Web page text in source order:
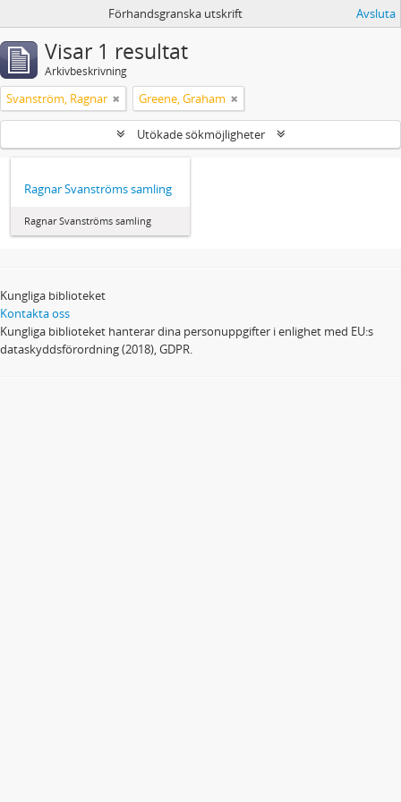
Förhandsgranska utskrift Avsluta
Visar 1 resultat
Arkivbeskrivning
Svanström, Ragnar Greene, Graham
Utökade sökmöjligheter
Ragnar Svanströms samling
Ragnar Svanströms samling
Kungliga biblioteket
Kontakta oss
Kungliga biblioteket hanterar dina personuppgifter i enlighet med EU:s
dataskyddsförordning (2018), GDPR.